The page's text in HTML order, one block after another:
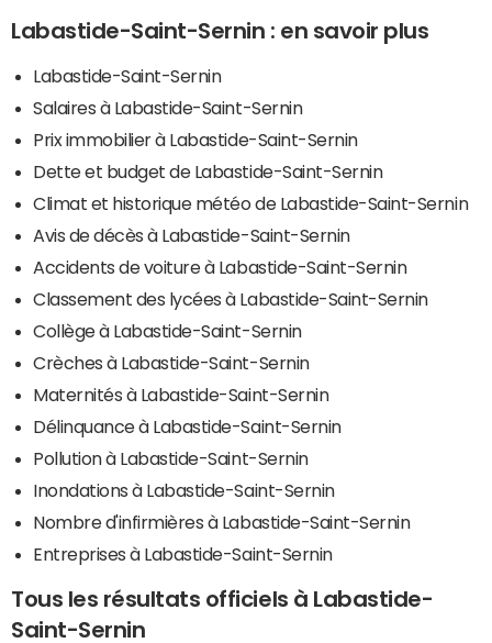
Labastide-Saint-Sernin : en savoir plus
Labastide-Saint-Sernin
Salaires à Labastide-Saint-Sernin
Prix immobilier à Labastide-Saint-Sernin
Dette et budget de Labastide-Saint-Sernin
Climat et historique météo de Labastide-Saint-Sernin
Avis de décès à Labastide-Saint-Sernin
Accidents de voiture à Labastide-Saint-Sernin
Classement des lycées à Labastide-Saint-Sernin
Collège à Labastide-Saint-Sernin
Crèches à Labastide-Saint-Sernin
Maternités à Labastide-Saint-Sernin
Délinquance à Labastide-Saint-Sernin
Pollution à Labastide-Saint-Sernin
Inondations à Labastide-Saint-Sernin
Nombre d'infirmières à Labastide-Saint-Sernin
Entreprises à Labastide-Saint-Sernin
Tous les résultats officiels à Labastide-
Saint-Sernin